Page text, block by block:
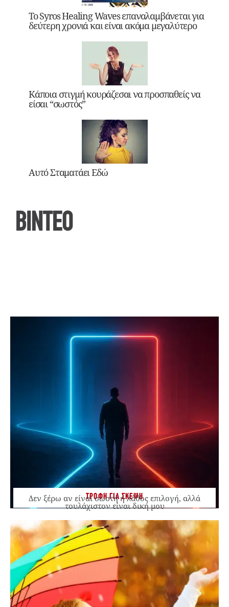
Το Syros Healing Waves επαναλαμβάνεται για
δεύτερη χρονιά και είναι ακόμα μεγαλύτερο
Κάποια στιγμή κουράζεσαι να προσπαθείς να
είσαι “σωστός”
Αυτό Σταματάει Εδώ
ΒΙΝΤΕΟ
ΤΡΟΦΗ ΓΙΑ ΣΚΕΨΗ
Δεν ξέρω αν είναι σωστή ή λάθος επιλογή, αλλά
τουλάχιστον είναι δική μου